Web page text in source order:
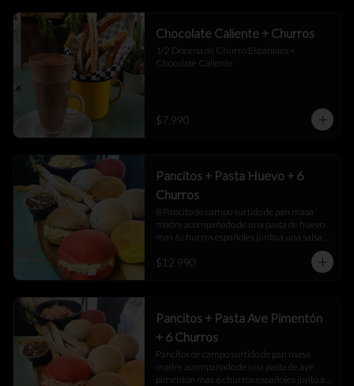
Chocolate Caliente + Churros
1/2 Docena de Churro Españoles +
Chocolate Caliente
$7.990
Pancitos + Pasta Huevo + 6
Churros
8 Pancito de campo surtido de pan masa
madre acompañado de una pasta de huevo
mas 6 churros españoles junto a una salsa
$12.990
Pancitos + Pasta Ave Pimentón
+ 6 Churros
Pancitos de campo surtido de pan masa
madre acompañado de una pasta de ave
pimentón mas 6 churros españoles junto a